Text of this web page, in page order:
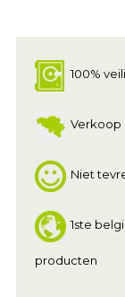
100%
Verkoop
Niet
1ste
producten